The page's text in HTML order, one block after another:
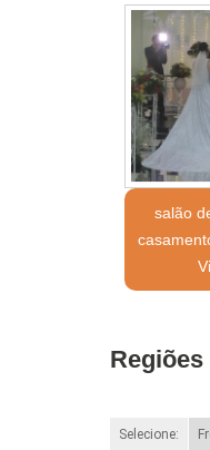
salão
Selecione: